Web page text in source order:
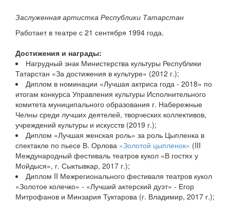
Заслуженная артистка Республики Татарстан
Работает в театре с 21 сентября 1994 года.
Достижения и награды:
Нагрудный знак Министерства культуры Республики
Татарстан «За достижения в культуре» (2012 г.);
Диплом в номинации «Лучшая актриса года - 2018» по
итогам конкурса Управления культуры Исполнительного
комитета муниципального образования г. Набережные
Челны среди лучших деятелей, творческих коллективов,
учреждений культуры и искусств (2019 г.);
Диплом «Лучшая женская роль» за роль Цыпленка в
спектакле по пьесе В. Орлова «Золотой цыпленок» (III
Международный фестиваль театров кукол «В гостях у
Мойдыся», г. Сыктывкар, 2017 г.);
Диплом II Межрегионального фестиваля театров кукол
«Золотое колечко» - «Лучший актерский дуэт» - Егор
Митрофанов и Минзария Туктарова (г. Владимир, 2017 г.);